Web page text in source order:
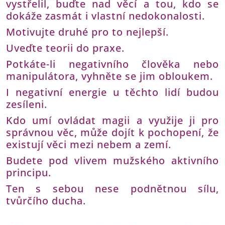
vystřelil, buďte nad věcí a tou, kdo se
dokáže zasmát i vlastní nedokonalosti.
Motivujte druhé pro to nejlepší.
Uveďte teorii do praxe.
Potkáte-li negativního člověka nebo
manipulátora, vyhněte se jim obloukem.
I negativní energie u těchto lidí budou
zesíleni.
Kdo umí ovládat magii a využije ji pro
správnou věc, může dojít k pochopení, že
existují věci mezi nebem a zemí.
Budete pod vlivem mužského aktivního
principu.
Ten s sebou nese podnětnou sílu,
tvůrčího ducha.